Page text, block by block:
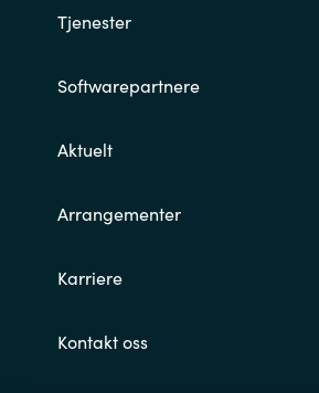
Tjenester
Softwarepartnere
Aktuelt
Arrangementer
Karriere
Kontakt oss